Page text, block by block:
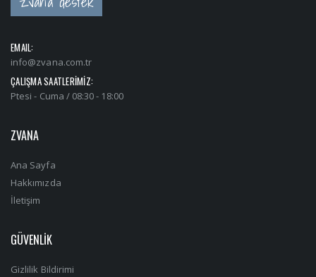
EMAIL:
info@zvana.com.tr
ÇALIŞMA SAATLERİMİZ:
Ptesi - Cuma / 08:30 - 18:00
ZVANA
Ana Sayfa
Hakkımızda
İletişim
GÜVENLİK
Gizlilik Bildirimi